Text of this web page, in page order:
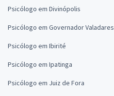
Psicólogo em Divinópolis
Psicólogo em Governador Valadares
Psicólogo em Ibirité
Psicólogo em Ipatinga
Psicólogo em Juiz de Fora